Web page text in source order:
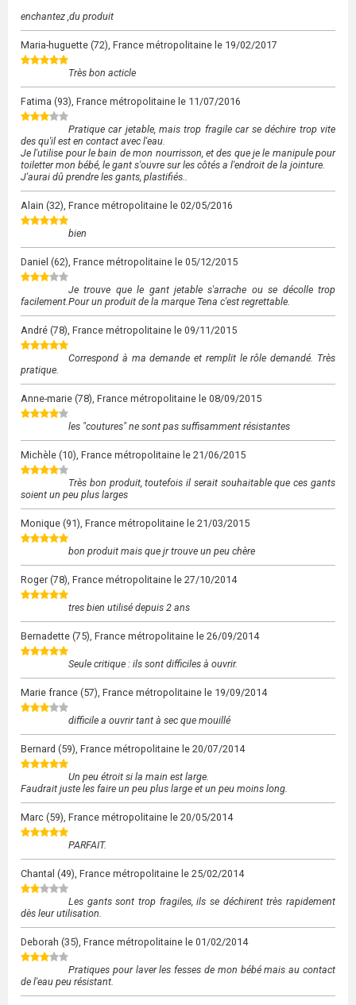
enchantez ,du produit
Maria-huguette (72), France métropolitaine le 19/02/2017
Très bon acticle
Fatima (93), France métropolitaine le 11/07/2016
Pratique car jetable, mais trop fragile car se déchire trop vite
des qu'il est en contact avec l'eau.
Je l'utilise pour le bain de mon nourrisson, et des que je le manipule pour
toiletter mon bébé, le gant s'ouvre sur les côtés a l'endroit de la jointure.
J'aurai dû prendre les gants, plastifiés..
Alain (32), France métropolitaine le 02/05/2016
bien
Daniel (62), France métropolitaine le 05/12/2015
Je trouve que le gant jetable s'arrache ou se décolle trop
facilement.Pour un produit de la marque Tena c'est regrettable.
André (78), France métropolitaine le 09/11/2015
Correspond à ma demande et remplit le rôle demandé. Très
pratique.
Anne-marie (78), France métropolitaine le 08/09/2015
les "coutures" ne sont pas suffisamment résistantes
Michèle (10), France métropolitaine le 21/06/2015
Très bon produit, toutefois il serait souhaitable que ces gants
soient un peu plus larges
Monique (91), France métropolitaine le 21/03/2015
bon produit mais que jr trouve un peu chère
Roger (78), France métropolitaine le 27/10/2014
tres bien utilisé depuis 2 ans
Bernadette (75), France métropolitaine le 26/09/2014
Seule critique : ils sont difficiles à ouvrir.
Marie france (57), France métropolitaine le 19/09/2014
difficile a ouvrir tant à sec que mouillé
Bernard (59), France métropolitaine le 20/07/2014
Un peu étroit si la main est large.
Faudrait juste les faire un peu plus large et un peu moins long.
Marc (59), France métropolitaine le 20/05/2014
PARFAIT.
Chantal (49), France métropolitaine le 25/02/2014
Les gants sont trop fragiles, ils se déchirent très rapidement
dès leur utilisation.
Deborah (35), France métropolitaine le 01/02/2014
Pratiques pour laver les fesses de mon bébé mais au contact
de l'eau peu résistant.